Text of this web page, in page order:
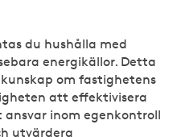
du hushålla med
energikällor. Detta
om fastighetens
att effektivisera
inom egenkontroll
utvärdera